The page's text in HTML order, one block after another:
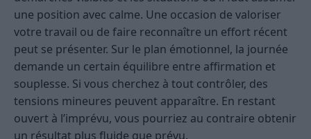
une position avec calme. Une occasion de valoriser
votre travail ou de faire reconnaître un effort récent
peut se présenter. Sur le plan émotionnel, la journée
demande un certain équilibre entre affirmation et
souplesse. Si vous cherchez à tout contrôler, des
tensions mineures peuvent apparaître. En restant
ouvert à l’imprévu, vous pourriez au contraire obtenir
un résultat plus fluide que prévu.